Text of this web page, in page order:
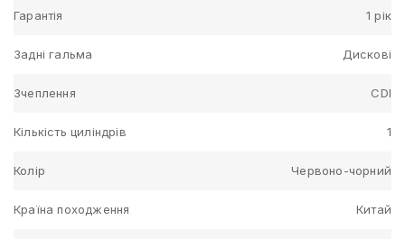
Гарантія 1 рік
Задні гальма Дискові
Зчеплення CDI
Кількість циліндрів 1
Колір Червоно-чорний
Країна походження Китай